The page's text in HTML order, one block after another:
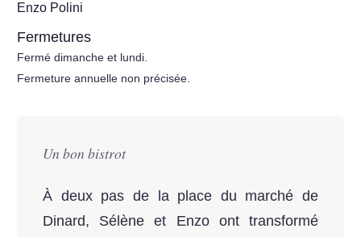
Enzo Polini
Fermetures
Fermé dimanche et lundi.
Fermeture annuelle non précisée.
Un bon bistrot
À deux pas de la place du marché de
Dinard, Sélène et Enzo ont transformé